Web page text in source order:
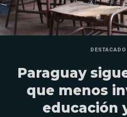
DESTACADO
Paraguay
que menos
educación